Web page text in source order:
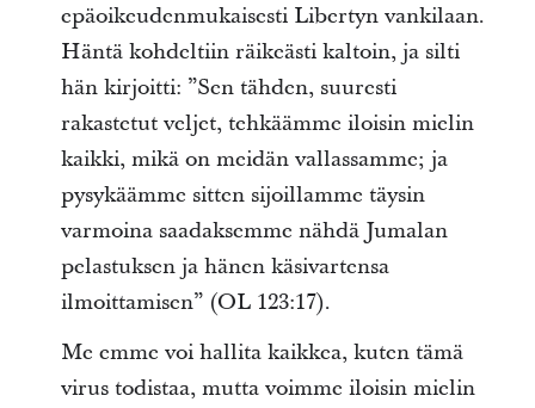
epäoikeudenmukaisesti Libertyn vankilaan.
Häntä kohdeltiin räikeästi kaltoin, ja silti
hän kirjoitti: ”Sen tähden, suuresti
rakastetut veljet, tehkäämme iloisin mielin
kaikki, mikä on meidän vallassamme; ja
pysykäämme sitten sijoillamme täysin
varmoina saadaksemme nähdä Jumalan
pelastuksen ja hänen käsivartensa
ilmoittamisen” (OL 123:17).
Me emme voi hallita kaikkea, kuten tämä
virus todistaa, mutta voimme iloisin mielin